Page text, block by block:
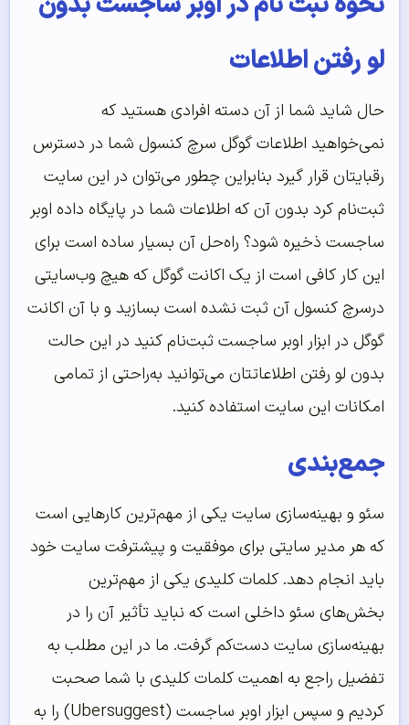
لو رفتن اطلاعات
حال شاید شما از آن دسته افرادی هستید که
نمی‌خواهید اطلاعات گوگل سرچ کنسول شما در دسترس
رقبایتان قرار گیرد بنابراین چطور می‌توان در این سایت
ثبت‌نام کرد بدون آن که اطلاعات شما در پایگاه داده اوبر
ساجست ذخیره شود؟ راه‌حل آن بسیار ساده است برای
این کار کافی است از یک اکانت گوگل که هیچ وب‌سایتی
درسرچ کنسول آن ثبت‌ نشده است بسازید و با آن اکانت
گوگل در ابزار اوبر ساجست ثبت‌نام کنید در این حالت
بدون لو رفتن اطلاعاتتان می‌توانید به‌راحتی از تمامی
امکانات این سایت استفاده کنید.
جمع‌بندی
سئو و بهینه‌سازی سایت یکی از مهم‌ترین کارهایی است
که هر مدیر سایتی برای موفقیت و پیشترفت سایت خود
باید انجام دهد. کلمات کلیدی یکی از مهم‌ترین
بخش‌های سئو داخلی است که نباید تأثیر آن را در
بهینه‌سازی سایت دست‌کم گرفت. ما در این مطلب به
تفضیل راجع به اهمیت کلمات کلیدی با شما صحبت
کردیم و سپس ابزار اوبر ساجست (Ubersuggest) را به